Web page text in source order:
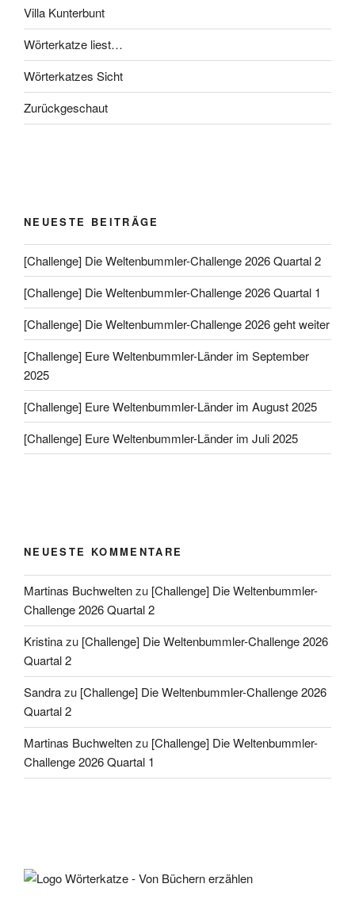
Villa Kunterbunt
Wörterkatze liest…
Wörterkatzes Sicht
Zurückgeschaut
NEUESTE BEITRÄGE
[Challenge] Die Weltenbummler-Challenge 2026 Quartal 2
[Challenge] Die Weltenbummler-Challenge 2026 Quartal 1
[Challenge] Die Weltenbummler-Challenge 2026 geht weiter
[Challenge] Eure Weltenbummler-Länder im September
2025
[Challenge] Eure Weltenbummler-Länder im August 2025
[Challenge] Eure Weltenbummler-Länder im Juli 2025
NEUESTE KOMMENTARE
Martinas Buchweltenzu [Challenge] Die Weltenbummler-
Challenge 2026 Quartal 2
Kristinazu [Challenge] Die Weltenbummler-Challenge 2026
Quartal 2
Sandrazu [Challenge] Die Weltenbummler-Challenge 2026
Quartal 2
Martinas Buchweltenzu [Challenge] Die Weltenbummler-
Challenge 2026 Quartal 1